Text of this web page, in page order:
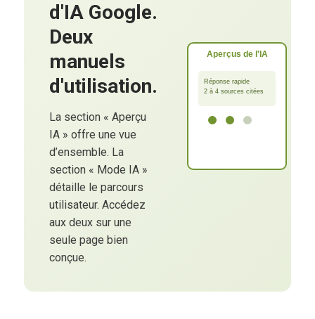
d'IA Google.
Deux
manuels
d'utilisation.
La section « Aperçu
IA » offre une vue
d’ensemble. La
section « Mode IA »
détaille le parcours
utilisateur. Accédez
aux deux sur une
seule page bien
conçue.
Aperçus de l'IA
Réponse rapide
2 à 4 sources citées